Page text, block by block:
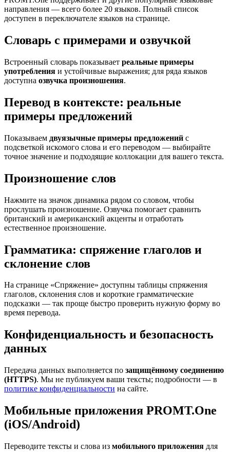
направления — всего более 20 языков. Полный список
доступен в переключателе языков на странице.
Словарь с примерами и озвучкой
Встроенный словарь показывает реальные примеры
употребления и устойчивые выражения; для ряда языков
доступна озвучка произношения.
Перевод в контексте: реальные
примеры предложений
Показываем двуязычные примеры предложений с
подсветкой искомого слова и его переводом — выбирайте
точное значение и подходящие коллокации для вашего текста.
Произношение слов
Нажмите на значок динамика рядом со словом, чтобы
прослушать произношение. Озвучка помогает сравнить
британский и американский акценты и отработать
естественное произношение.
Грамматика: спряжение глаголов и
склонение слов
На странице «Спряжение» доступны таблицы спряжения
глаголов, склонения слов и короткие грамматические
подсказки — так проще быстро проверить нужную форму во
время перевода.
Конфиденциальность и безопасность
данных
Передача данных выполняется по защищённому соединению
(HTTPS). Мы не публикуем ваши тексты; подробности — в
политике конфиденциальности на сайте.
Мобильные приложения PROMT.One
(iOS/Android)
Переводите тексты и слова из мобильного приложения для